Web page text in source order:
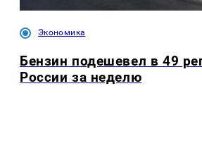
Экономика
Бензин подешевел в 49
России за неделю